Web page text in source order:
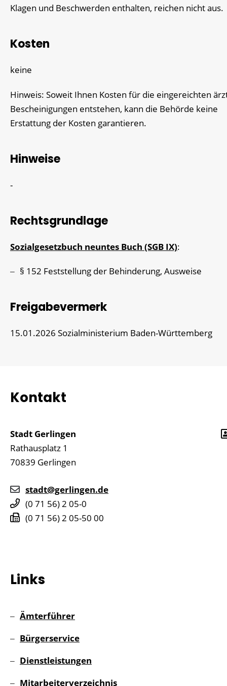
Klagen und Beschwerden enthalten, reichen nicht aus.
Kosten
keine
Hinweis: Soweit Ihnen Kosten für die eingereichten
Bescheinigungen entstehen, kann die Behörde keine
Erstattung der Kosten garantieren.
Hinweise
-
Rechtsgrundlage
Sozialgesetzbuch neuntes Buch (SGB IX):
§ 152 Feststellung der Behinderung, Ausweise
Freigabevermerk
15.01.2026 Sozialministerium Baden-Württemberg
Kontakt
Stadt Gerlingen
Rathausplatz 1
70839 Gerlingen
stadt@gerlingen.de
(0 71 56) 2 05-0
(0 71 56) 2 05-50 00
Links
Ämterführer
Bürgerservice
Dienstleistungen
Mitarbeiterverzeichnis